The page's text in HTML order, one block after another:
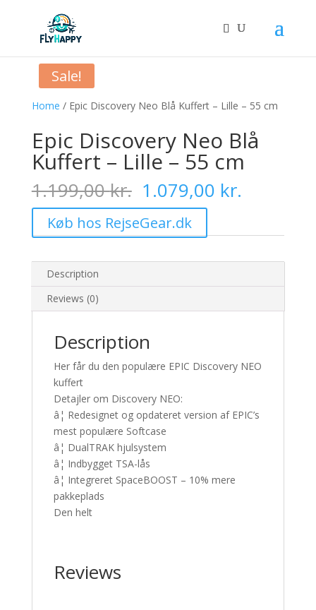
Home / Epic Discovery Neo Blå Kuffert – Lille – 55 cm
Sale!
Epic Discovery Neo Blå
Kuffert – Lille – 55 cm
1.199,00kr. Original
price
was:
1.199,00 kr..
1.079,00 kr.
Køb hos RejseGear.dk
Description
Reviews (0)
Description
Her får du den populære EPIC Discovery NEO
kuffert
Detajler om Discovery NEO:
â¦ Redesignet og opdateret version af EPIC’s
mest populære Softcase
â¦ DualTRAK hjulsystem
â¦ Indbygget TSA-lås
â¦ Integreret SpaceBOOST – 10% mere
pakkeplads
Den helt
Reviews